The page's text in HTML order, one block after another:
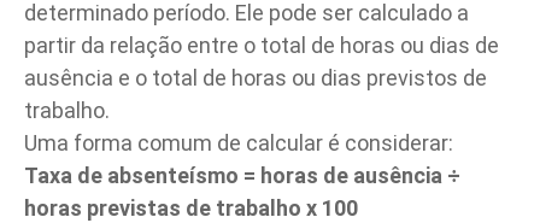
determinado período. Ele pode ser calculado a
partir da relação entre o total de horas ou dias de
ausência e o total de horas ou dias previstos de
trabalho.
Uma forma comum de calcular é considerar:
Taxa de absenteísmo = horas de ausência ÷
horas previstas de trabalho x 100